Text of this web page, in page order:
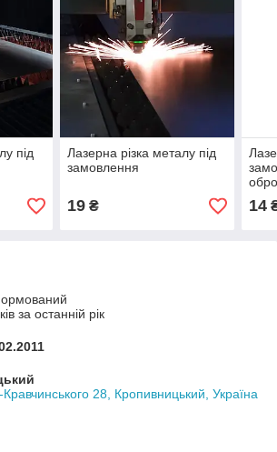
під
Лазерна різка металу під
замовлення
19₴ 14
за останній рік
28, Кропивницький, Україна